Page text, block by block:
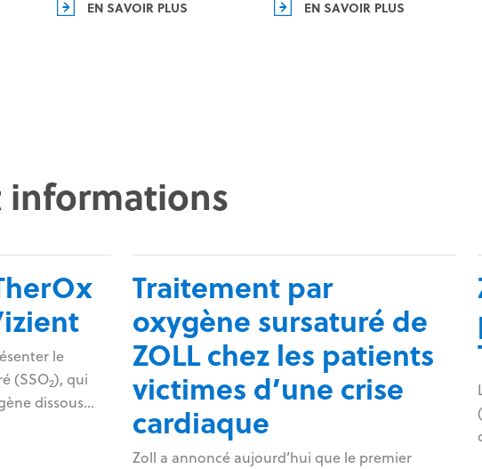
EN SAVOIR PLUS EN SAVOIR PLUS
le
(SSO2), qui
dissous
Traitement par
oxygène sursaturé de
ZOLL chez les patients
victimes d’une crise
cardiaque
Zoll a annoncé aujourd’hui que le premier